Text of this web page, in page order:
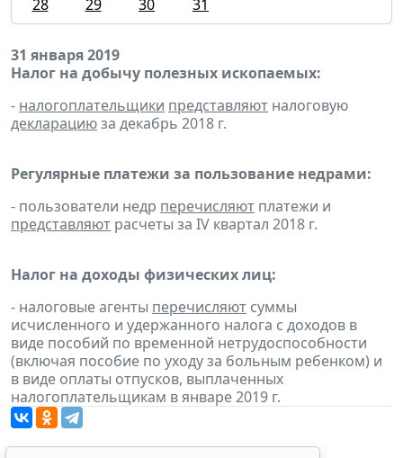
28
29 30 31
31 января 2019
Налог на добычу полезных ископаемых:
- налогоплательщики представляют налоговую
декларациюза декабрь 2018 г.
Регулярные платежи за пользование недрами:
- пользователи недр перечисляют платежи и
представляют расчеты за IV квартал 2018 г.
Налог на доходы физических лиц:
- налоговые агенты перечисляют суммы
исчисленного и удержанного налога с доходов в
виде пособий по временной нетрудоспособности
(включая пособие по уходу за больным ребенком) и
в виде оплаты отпусков, выплаченных
налогоплательщикам в январе 2019 г.